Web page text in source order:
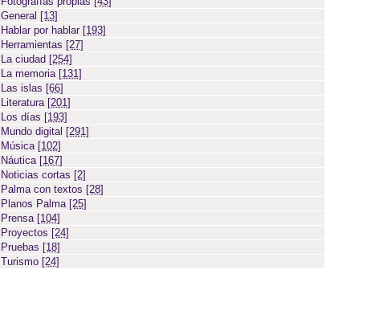
General [13]
Hablar por hablar [193]
Herramientas [27]
La ciudad [254]
La memoria [131]
Las islas [66]
Literatura [201]
Los días [193]
Mundo digital [291]
Música [102]
Náutica [167]
Noticias cortas [2]
Palma con textos [28]
Planos Palma [25]
Prensa [104]
Proyectos [24]
Pruebas [18]
Turismo [24]